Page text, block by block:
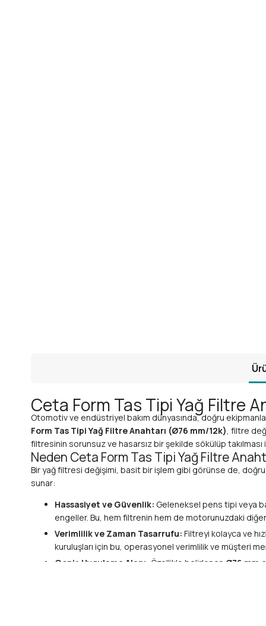
Ceta Form Tas Tipi Yağ Filtre
Otomotiv ve endüstriyel bakım dünyasında, doğru
Form Tas Tipi Yağ Filtre Anahtarı (Ø76 mm/12k), filtre
filtresinin sorunsuz ve hasarsız bir şekilde sökülüp
Neden Ceta Form Tas Tipi Yağ Filtre
Bir yağ filtresi değişimi, basit bir işlem gibi görünse de,
sunar:
Hassasiyet ve Güvenlik: Geleneksel pens tipi veya
engeller. Bu, hem filtrenin hem de motorunuzdaki
Verimlilik ve Zaman Tasarrufu: Filtreyi kolayca ve
kuruluşları için bu, operasyonel verimlilik ve müşteri
Geniş Uygulama Alanı: Özellikle belirlenen Ø76 mm